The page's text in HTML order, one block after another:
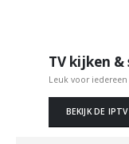
TV kijken
Leuk voor
BEKIJK DE